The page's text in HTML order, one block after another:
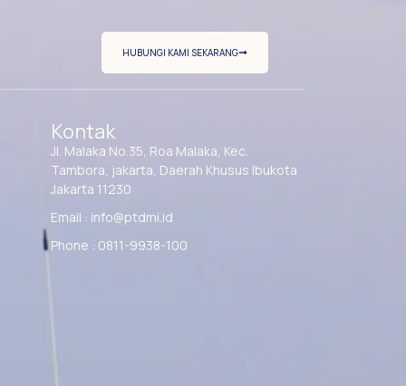
HUBUNGI KAMI SEKARANG
Kontak
Jl. Malaka No.35, Roa Malaka, Kec.
Tambora, jakarta, Daerah Khusus Ibukota
Jakarta 11230
Email : info@ptdmi.id
Phone : 0811-9938-100